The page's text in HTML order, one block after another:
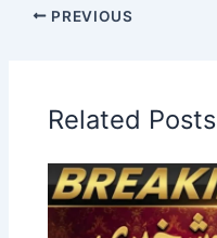
PREVIOUS
Related Posts